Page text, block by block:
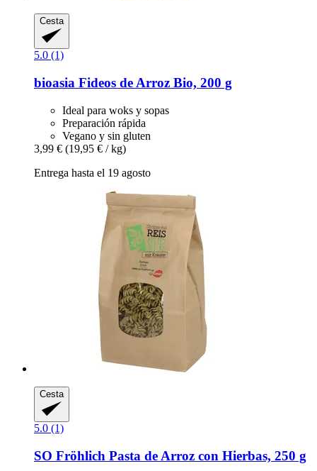
Cesta
5.0 (1)
bioasia Fideos de Arroz Bio, 200 g
Ideal para woks y sopas
Preparación rápida
Vegano y sin gluten
3,99 € (19,95 € / kg)
Entrega hasta el 19 agosto
Cesta
5.0 (1)
SO Fröhlich Pasta de Arroz con Hierbas, 250 g